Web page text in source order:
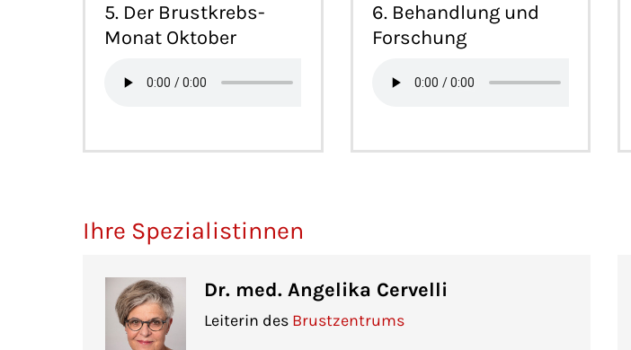
5. Der Brustkrebs-
Monat Oktober
6. Behandlung und
Forschung
Ihre Spezialistinnen
Dr. med. Angelika Cervelli
Leiterin des Brustzentrums